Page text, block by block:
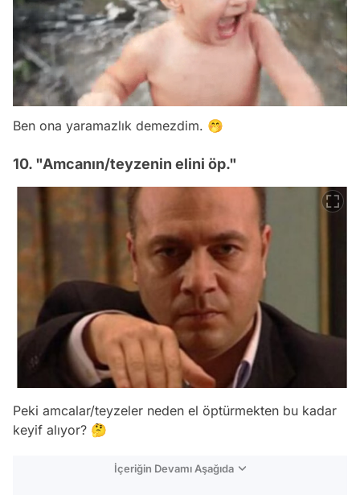
Ben ona yaramazlık demezdim. 🤭
10. "Amcanın/teyzenin elini öp."
Peki amcalar/teyzeler neden el öptürmekten bu kadar
keyif alıyor? 🤔
İçeriğin Devamı Aşağıda